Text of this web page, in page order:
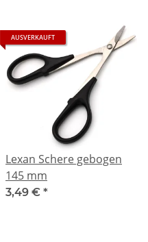
AUSVERKAUFT
Lexan Schere gebogen
145 mm
3,49 € *